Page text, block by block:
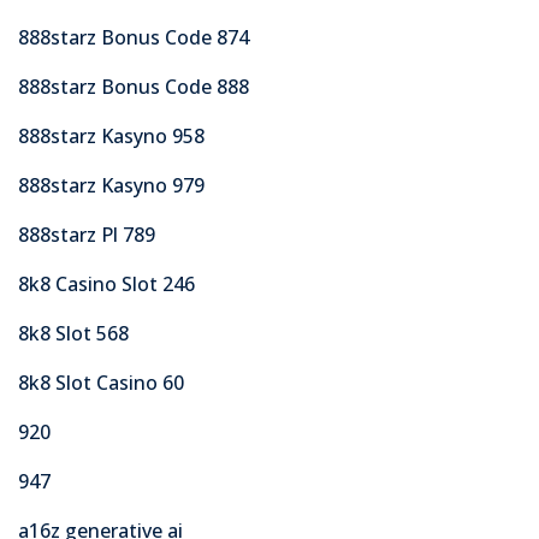
888starz Bonus Code 874
888starz Bonus Code 888
888starz Kasyno 958
888starz Kasyno 979
888starz Pl 789
8k8 Casino Slot 246
8k8 Slot 568
8k8 Slot Casino 60
920
947
a16z generative ai